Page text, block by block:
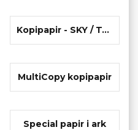
Kopipapir - SKY / Team
MultiCopy kopipapir
Special papir i ark